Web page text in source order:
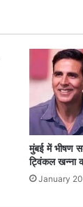
मुंबई में भीषण
ट्विंकल खन्ना
January